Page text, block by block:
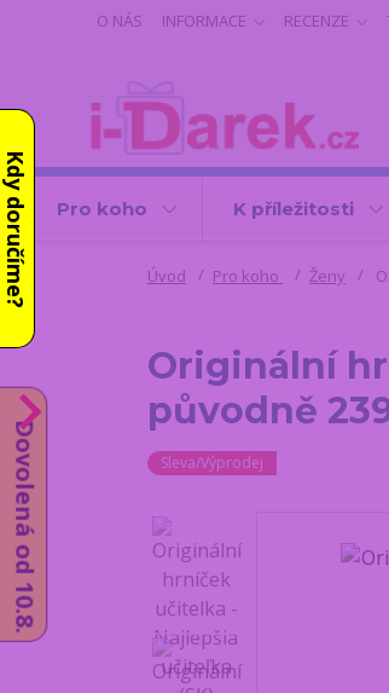
O NÁS INFORMACE RECENZE
Pro koho K příležitosti
Úvod Pro koho Ženy
Originální
původně
Sleva/Výprodej
Dovolená od 10.8.
Kdy doručíme?